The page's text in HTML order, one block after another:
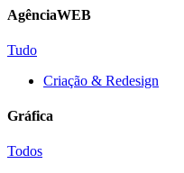
AgênciaWEB
Tudo
Criação & Redesign
Gráfica
Todos